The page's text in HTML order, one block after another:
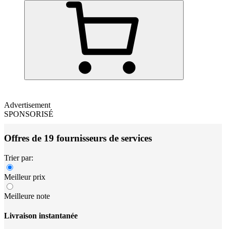
Advertisement
SPONSORISÉ
Offres de 19 fournisseurs de services
Trier par:
Meilleur prix
Meilleure note
Livraison instantanée